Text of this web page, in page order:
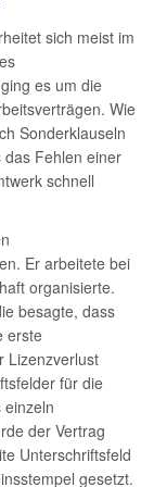
sich meist im
es um die
Wie
Sonderklauseln
Fehlen einer
schnell
Er arbeitete bei
organisierte.
besagte, dass
erste
Lizenzverlust
für die
der Vertrag
Unterschriftsfeld
gesetzt.